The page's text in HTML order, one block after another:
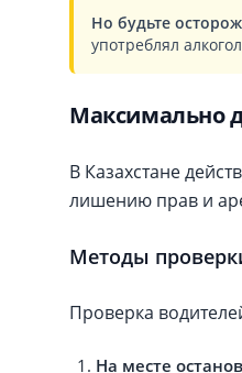
Но будьте
употреблял
Максимально
В Казахстане
лишению прав и
Методы
Проверка
На месте